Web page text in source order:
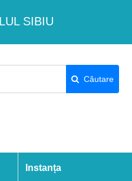
SIBIU
Căutare
Instanța